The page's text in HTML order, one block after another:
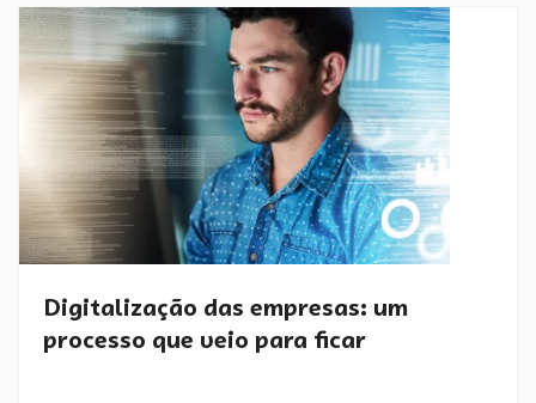
Digitalização das empresas: um
processo que veio para ficar